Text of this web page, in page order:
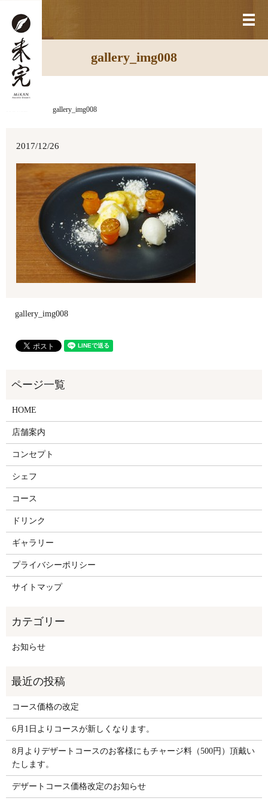
メ
gallery_img008
gallery_img008
2017/12/26
gallery_img008
HOME
店舗案内
コンセプト
シェフ
コース
ドリンク
ギャラリー
プライバシーポリシー
サイトマップ
お知らせ
コース価格の改定
6月1日よりコースが新しくなります。
8月よりデザートコースのお客様にもチャージ料（500円）頂戴い
たします。
デザートコース価格改定のお知らせ